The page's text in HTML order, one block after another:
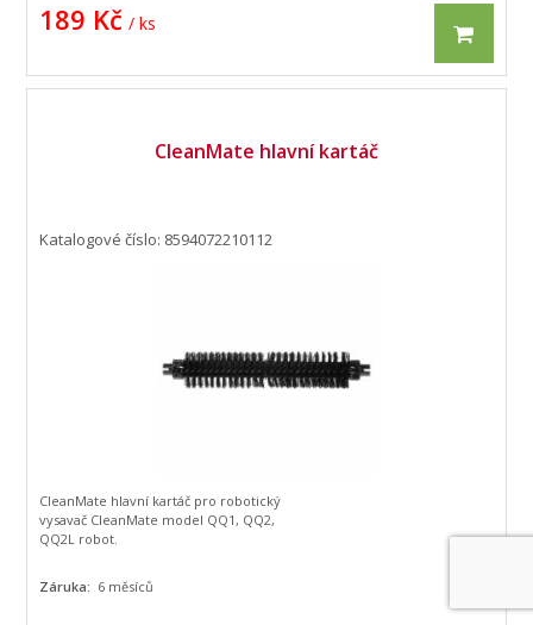
189 Kč / ks
CleanMate hlavní kartáč
Katalogové číslo: 8594072210112
CleanMate hlavní kartáč pro robotický
vysavač CleanMate model QQ1, QQ2,
QQ2L robot.
Záruka: 6 měsíců